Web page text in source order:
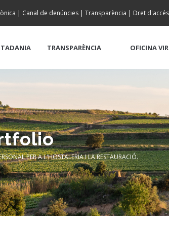
| Canal de denúncies | Transparència | Dret d'accés
TRANSPARÈNCIA OFICINA
PER A L'HOSTALERIA I LA RESTAURACIÓ.